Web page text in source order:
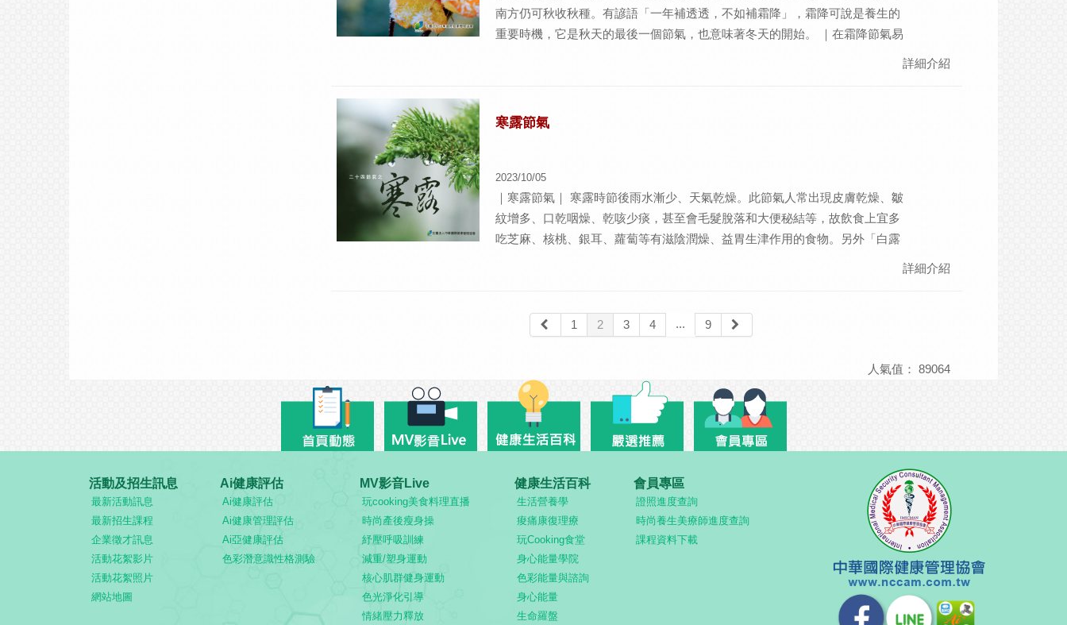
南方仍可秋收秋種。有諺語「一年補透透，不如補霜降」，霜降可說是養生的
重要時機，它是秋天的最後一個節氣，也意味著冬天的開始。 ｜在霜降節氣易
的時刻，也影響明年春生，在進入冬天以後沉澱自我的準備期。
詳細介紹
寒露節氣
2023/10/05
｜寒露節氣｜ 寒露時節後雨水漸少、天氣乾燥。此節氣人常出現皮膚乾燥、皺
紋增多、口乾咽燥、乾咳少痰，甚至會毛髮脫落和大便秘結等，故飲食上宜多
吃芝麻、核桃、銀耳、蘿蔔等有滋陰潤燥、益胃生津作用的食物。另外「白露
狀，也容易因外燥誘發煩躁、急躁等情緒變化；入夜後晝夜溫差變大，寒意則
詳細介紹
1 2 3 4 ... 9
人氣值： 89064
活動及招生訊息
最新活動訊息
最新招生課程
企業徵才訊息
活動花絮影片
活動花絮照片
網站地圖
Ai健康評估
Ai健康評估
Ai健康管理評估
Ai亞健康評估
色彩潛意識性格測驗
MV影音Live
玩cooking美食料理直播
時尚產後瘦身操
紓壓呼吸訓練
減重/塑身運動
核心肌群健身運動
色光淨化引導
情緒壓力釋放
健康生活百科
生活營養學
痠痛康復理療
玩Cooking食堂
身心能量學院
色彩能量與諮詢
身心能量
生命羅盤
會員專區
證照進度查詢
時尚養生美療師進度查詢
課程資料下載